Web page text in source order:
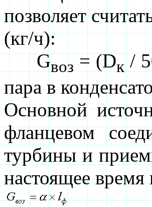
позволяет
(кг/ч):
Gвоз= (Dк/
пара в
Основной
фланцевом
турбины и
настоящее